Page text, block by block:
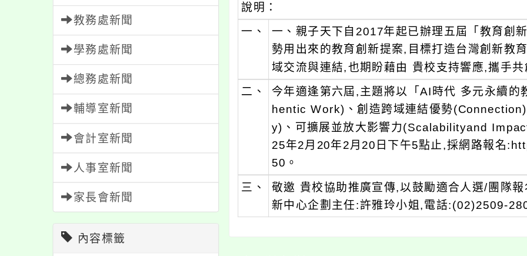
教務處新聞
學務處新聞
總務處新聞
輔導室新聞
會計室新聞
人事室新聞
家長會新聞
內容標籤
說明：
一、
一、親子天下自2017年起已辦理五屆「教育創
勢用出來的教育創新提案,目標打造台灣創新教
域交流與連結,也期盼藉由 貴校支持響應,攜手共
二、
今年適逢第六屆,主題將以「AI時代 多元永續的
hentic Work)、創造跨域連結優勢
y)、可擴展並放大影響力(Scalabilityand
25年2月20年2月20日下午5點止,採網路報名
50。
三、
敬邀 貴校協助推廣宣傳,以鼓勵適合人選/團隊
新中心企劃主任:許雅玲小姐,電話:(02)2509-